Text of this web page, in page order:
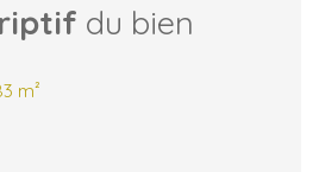
du bien
m²